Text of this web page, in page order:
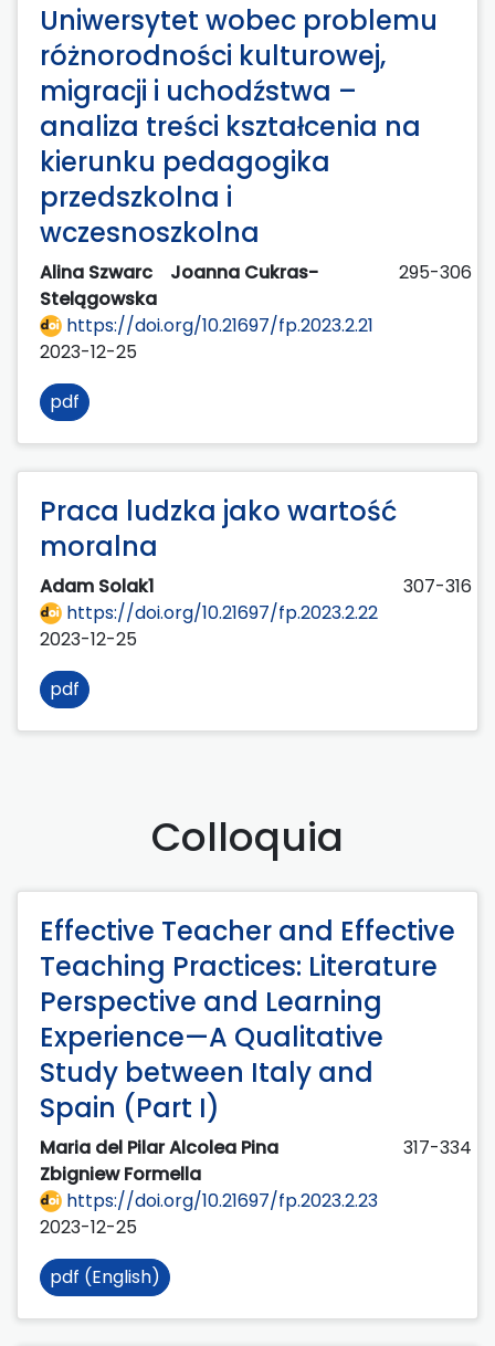
Uniwersytet wobec problemu
różnorodności kulturowej,
migracji i uchodźstwa –
analiza treści kształcenia na
kierunku pedagogika
przedszkolna i
wczesnoszkolna
Alina Szwarc
Joanna Cukras-
Stelągowska
295-306
https://doi.org/10.21697/fp.2023.2.21
2023-12-25
pdf
Praca ludzka jako wartość
moralna
Adam Solak1
307-316
https://doi.org/10.21697/fp.2023.2.22
2023-12-25
pdf
Colloquia
Effective Teacher and Effective
Teaching Practices: Literature
Perspective and Learning
Experience—A Qualitative
Study between Italy and
Spain (Part I)
Maria del Pilar Alcolea Pina
Zbigniew Formella
317-334
https://doi.org/10.21697/fp.2023.2.23
2023-12-25
pdf (English)